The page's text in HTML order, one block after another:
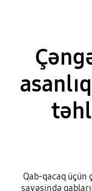
Qab-qacaq
sayəsində